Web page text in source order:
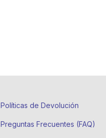
Políticas de Devolución
Preguntas Frecuentes (FAQ)